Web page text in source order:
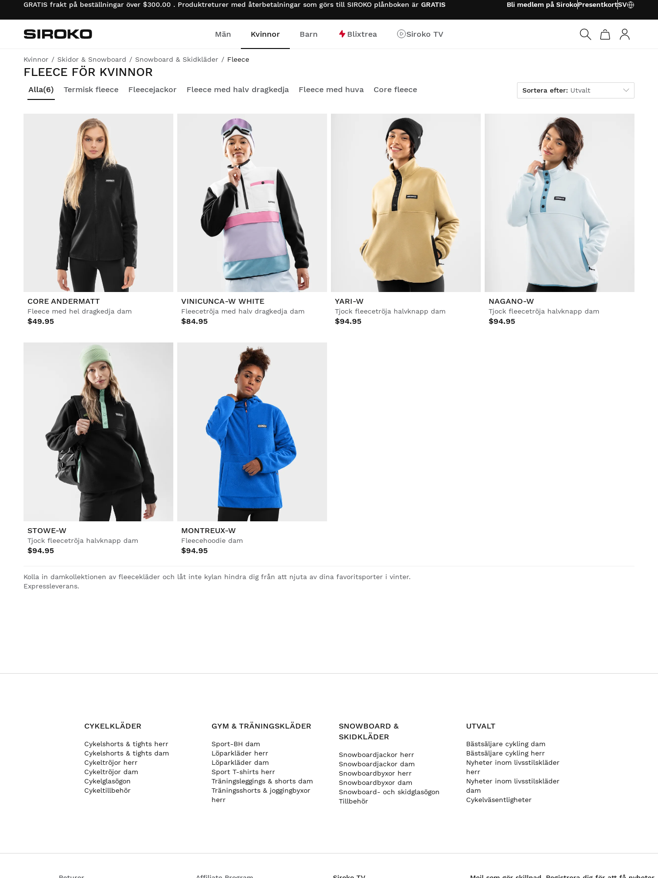
GRATIS frakt på beställningar över $300.00 . Produktreturer med återbetalningar som görs till SIROKO plånboken är GRATIS Bli medlem på SirokoPresentkortSV
Gå till startsidan
Män
Gym och Träning
Skidor & Snowboard
Kvinnor
Gym och Träning
Skidor & Snowboard
Barn
Lifestyle flickor
Cykling flickor
Skidor & Snowboard
Skidor & Snowboard
Blixtrea
Siroko TV
Kvinnor Skidor & Snowboard Snowboard & Skidkläder Fleece
FLEECE FÖR KVINNOR
Alla(6) Termisk fleece Fleecejackor Fleece med halv dragkedja Fleece med huva Core fleece Sortera efter
Sortera efter: Utvalt
CORE ANDERMATT
Fleece med hel dragkedja dam
$49.95
VINICUNCA-W WHITE
Fleecetröja med halv dragkedja dam
$84.95
YARI-W
Tjock fleecetröja halvknapp dam
$94.95
NAGANO-W
Tjock fleecetröja halvknapp dam
$94.95
STOWE-W
Tjock fleecetröja halvknapp dam
$94.95
MONTREUX-W
Fleecehoodie dam
$94.95
Kolla in damkollektionen av fleecekläder och låt inte kylan hindra dig från att njuta av dina favoritsporter i vinter.
Expressleverans.
CYKELKLÄDER
Cykelshorts & tights herr
Cykelshorts & tights dam
Cykeltröjor herr
Cykeltröjor dam
Cykelglasögon
Cykeltillbehör
GYM & TRÄNINGSKLÄDER
Sport-BH dam
Löparkläder herr
Löparkläder dam
Sport T-shirts herr
Träningsleggings & shorts dam
Träningsshorts & joggingbyxor
herr
SNOWBOARD &
SKIDKLÄDER
Snowboardjackor herr
Snowboardjackor dam
Snowboardbyxor herr
Snowboardbyxor dam
Snowboard- och skidglasögon
Tillbehör
UTVALT
Bästsäljare cykling dam
Bästsäljare cykling herr
Nyheter inom livsstilskläder
herr
Nyheter inom livsstilskläder
dam
Cykelväsentligheter